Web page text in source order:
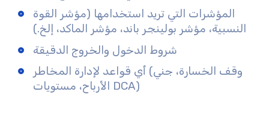
المؤشرات التي تريد استخدامها (مؤشر القوة
النسبية، مؤشر بولينجر باند، مؤشر الماكد، إلخ.)
شروط الدخول والخروج الدقيقة
أي قواعد لإدارة المخاطر (وقف الخسارة، جني
الأرباح، مستويات DCA)